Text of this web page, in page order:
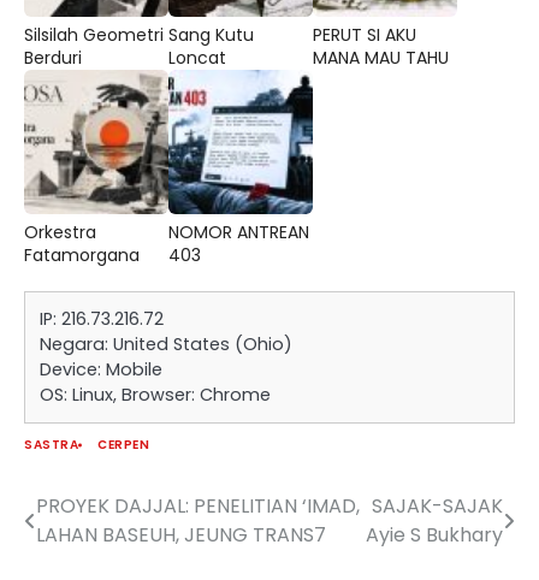
Silsilah Geometri
Berduri
Sang Kutu
Loncat
PERUT SI AKU
MANA MAU TAHU
Orkestra
Fatamorgana
NOMOR ANTREAN
403
IP: 216.73.216.72
Negara: United States (Ohio)
Device: Mobile
OS: Linux, Browser: Chrome
SASTRA CERPEN
Navigasi
pos
PROYEK DAJJAL: PENELITIAN ‘IMAD,
LAHAN BASEUH, JEUNG TRANS7
SAJAK-SAJAK
Ayie S Bukhary